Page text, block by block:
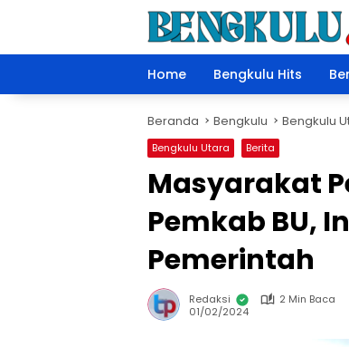
Home Bengkulu Hits
Beranda Bengkulu Bengkulu
Bengkulu Utara Berita
Masyarakat
Pemkab BU,
Pemerintah
Redaksi
2 Min Baca
01/02/2024